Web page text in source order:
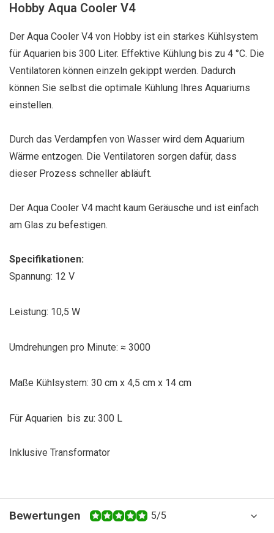
Hobby Aqua Cooler V4
Der Aqua Cooler V4 von Hobby ist ein starkes Kühlsystem
für Aquarien bis 300 Liter. Effektive Kühlung bis zu 4 °C. Die
Ventilatoren können einzeln gekippt werden. Dadurch
können Sie selbst die optimale Kühlung Ihres Aquariums
einstellen.
Durch das Verdampfen von Wasser wird dem Aquarium
Wärme entzogen. Die Ventilatoren sorgen dafür, dass
dieser Prozess schneller abläuft.
Der Aqua Cooler V4 macht kaum Geräusche und ist einfach
am Glas zu befestigen.
Specifikationen:
Spannung: 12 V
Leistung: 10,5 W
Umdrehungen pro Minute: ≈ 3000
Maße Kühlsystem: 30 cm x 4,5 cm x 14 cm
Für Aquarien bis zu: 300 L
Inklusive Transformator
Bewertungen 5/5